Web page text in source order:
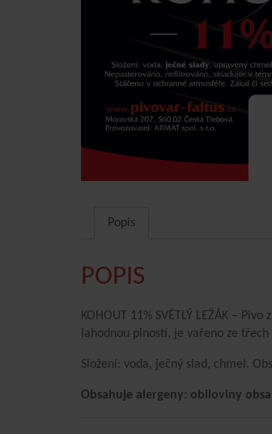
Popis
POPIS
KOHOUT 11% SVĚTLÝ LEŽÁK –
lahodnou plností, je vařeno ze
Složení: voda, ječný slad, chmel.
Obsahuje alergeny: obiloviny